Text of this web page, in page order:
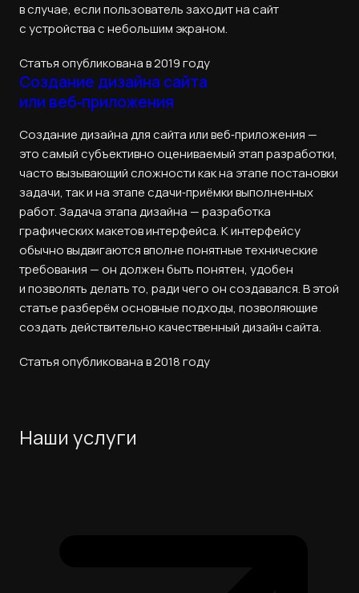
в случае, если пользователь заходит на сайт
с устройства с небольшим экраном.
Статья опубликована в 2019 году
Создание дизайна сайта
или веб‑приложения
Создание дизайна для сайта или веб‑приложения —
это самый субъективно оцениваемый этап разработки,
часто вызывающий сложности как на этапе постановки
задачи, так и на этапе сдачи‑приёмки выполненных
работ. Задача этапа дизайна — разработка
графических макетов интерфейса. К интерфейсу
обычно выдвигаются вполне понятные технические
требования — он должен быть понятен, удобен
и позволять делать то, ради чего он создавался. В этой
статье разберём основные подходы, позволяющие
создать действительно качественный дизайн сайта.
Статья опубликована в 2018 году
Наши услуги